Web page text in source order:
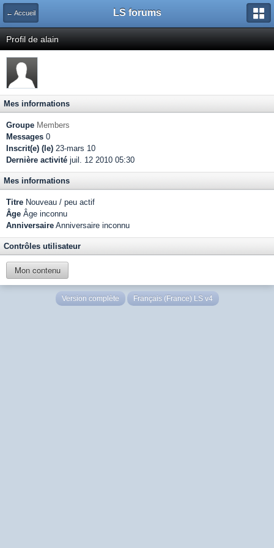
← Accueil LS forums
Profil de alain
Mes informations
Groupe Members
Messages 0
Inscrit(e) (le) 23-mars 10
Dernière activité juil. 12 2010 05:30
Mes informations
Titre Nouveau / peu actif
Âge Âge inconnu
Anniversaire Anniversaire inconnu
Contrôles utilisateur
Mon contenu
Version complète Français (France) LS v4